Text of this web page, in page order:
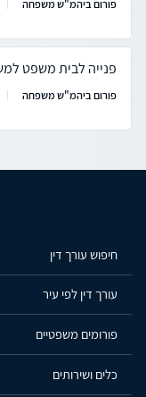
פורום ביהמ"ש משפחה
פנייה לבית משפט
פורום ביהמ"ש משפחה
חיפוש עורך דין
עורך דין לפי עיר
פורומים משפטיים
כלים ושירותים